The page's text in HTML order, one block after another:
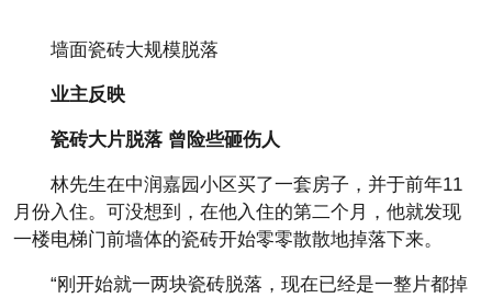
墙面瓷砖大规模脱落
业主反映
瓷砖大片脱落 曾险些砸伤人
林先生在中润嘉园小区买了一套房子，并于前年11
月份入住。可没想到，在他入住的第二个月，他就发现
一楼电梯门前墙体的瓷砖开始零零散散地掉落下来。
“刚开始就一两块瓷砖脱落，现在已经是一整片都掉